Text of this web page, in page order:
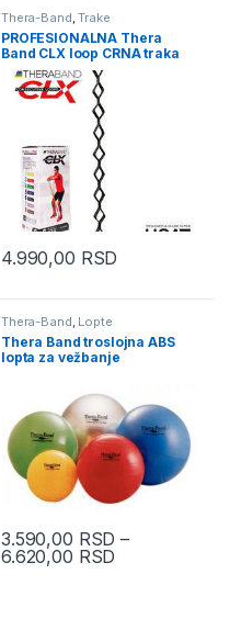
Thera-Band ,Trake
PROFESIONALNA Thera
Band CLX loop CRNA traka
4.990,00 RSD
Thera-Band, Lopte
Thera Band troslojna ABS
lopta za vežbanje
3.590,00 RSD –
6.620,00 RSD